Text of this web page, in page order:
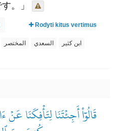
。」
Rodyti kitus vertimus
المختصر السعدي
ابن كثير
قَالُوٓاْ أَجِئۡتَنَا لِتَأۡفِكَنَا عَنۡ